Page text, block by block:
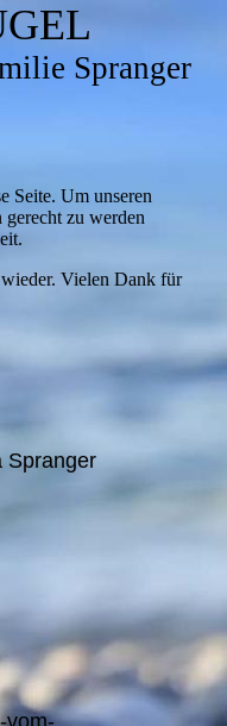
Spranger
Seite. Um unseren
gerecht zu werden
Vielen Dank für
Spranger